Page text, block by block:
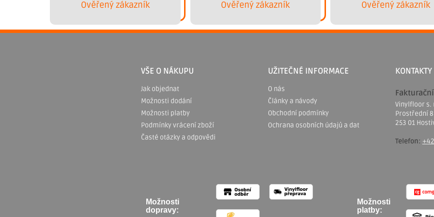
Ověřený zákazník Ověřený zákazník Ověřený zákazník
VŠE O NÁKUPU
Jak objednat
Možnosti dodání
Možnosti platby
Podmínky vrácení zboží
Časté otázky a odpovědi
UŽITEČNÉ INFORMACE
O nás
Články a návody
Obchodní podmínky
Ochrana osobních údajů a dat
KONTAKTY
Vinylfloor s.
Prostřední
253 01
Telefon:
Možnosti
dopravy:
Možnosti
platby: